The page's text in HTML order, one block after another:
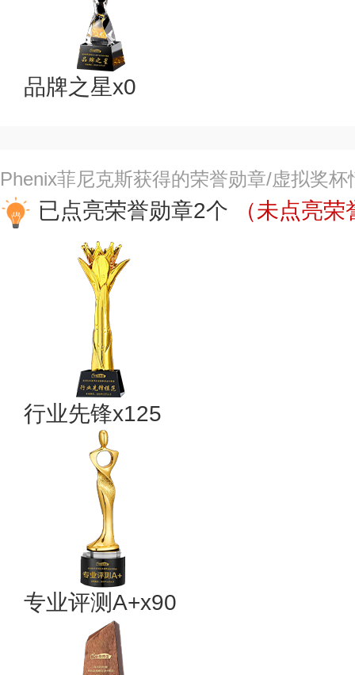
品牌之星x0
Phenix菲尼克斯获得的荣誉勋章/虚拟奖杯
已点亮荣誉勋章2个 （未点亮
行业先锋x125
专业评测A+x90